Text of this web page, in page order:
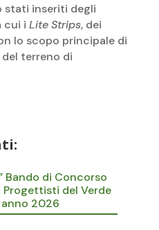
stati inseriti degli
cui i Lite Strips, dei
lo scopo principale di
terreno di
Bando di Concorso
del Verde
2026